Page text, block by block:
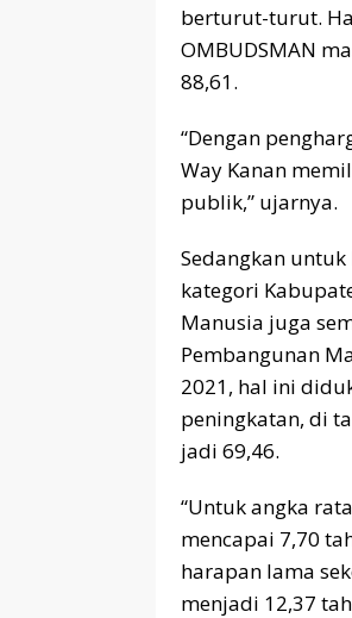
berturut-turut.
OMBUDSMAN
88,61.
“Dengan
Way Kanan
publik,” ujarnya.
Sedangkan
kategori
Manusia juga
Pembangunan
2021, hal ini
peningkatan, di
jadi 69,46.
“Untuk angka
mencapai 7,70
harapan lama
menjadi 12,37